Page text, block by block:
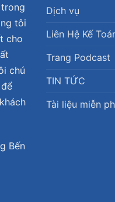
tôi
cho
chú
Bến
Dịch vụ
Liên Hệ Kế
Trang Podcast
TIN TỨC
Tài liệu miễn